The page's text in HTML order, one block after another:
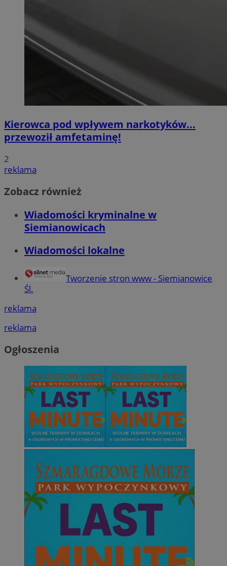
Kierowca pod wpływem narkotyków...
przewoził amfetaminę!
2
reklama
Zobacz również
Wiadomości kryminalne w
Siemianowicach
Wiadomości lokalne
Tworzenie stron www - Siemianowice
Śl.
reklama
reklama
Ogłoszenia